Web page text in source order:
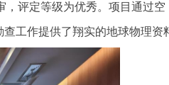
评定等级为优秀。项目通过
工作提供了翔实的地球物理资